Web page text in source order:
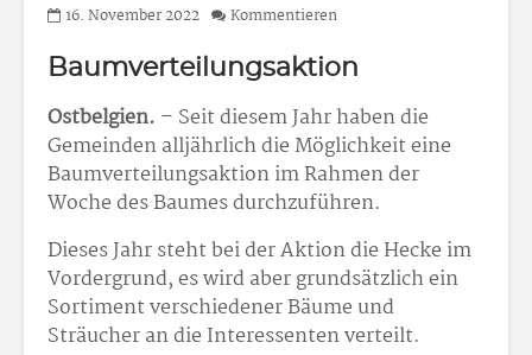
16. November 2022 Kommentieren
Baumverteilungsaktion
Ostbelgien. – Seit diesem Jahr haben die
Gemeinden alljährlich die Möglichkeit eine
Baumverteilungsaktion im Rahmen der
Woche des Baumes durchzuführen.
Dieses Jahr steht bei der Aktion die Hecke im
Vordergrund, es wird aber grundsätzlich ein
Sortiment verschiedener Bäume und
Sträucher an die Interessenten verteilt.